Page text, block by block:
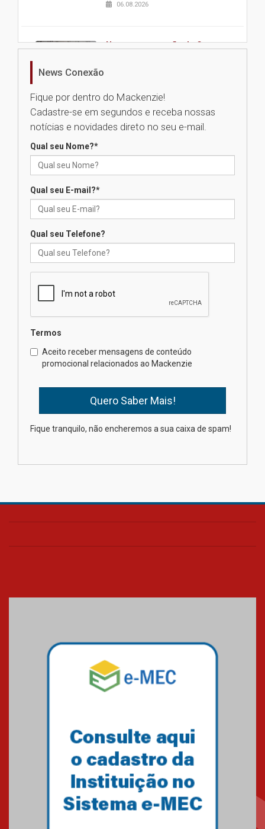
06.08.2026
Nova apresentação do Centro
Universidade Mackenzie
realizará nova edição da Feira
das novas tecnologias em
calouros do segundo semestre
04.08.2026
Brasília prepara seus
estudantes para o PAS antes
mesmo do Ensino Médio
na educação dos filhos além da
News Conexão
Fique por dentro do Mackenzie!
Cadastre-se em segundos e receba nossas
notícias e novidades direto no seu e-mail.
Qual seu Nome?*
Qual seu E-mail?*
Qual seu Telefone?
Termos
Aceito receber mensagens de conteúdo
promocional relacionados ao Mackenzie
Fique tranquilo, não encheremos a sua caixa de spam!